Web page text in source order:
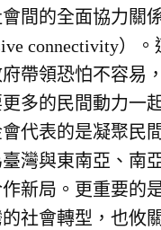
間的全面協力關
connectivity）
帶領恐怕不容易
多的民間動力一
代表的是凝聚民
灣與東南亞、南
新局。更重要的
社會轉型，也攸